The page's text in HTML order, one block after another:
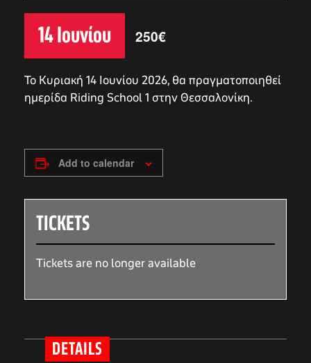
14 Ιουνίου 250€
Το Κυριακή 14 Ιουνίου 2026, θα πραγματοποιηθεί
ημερίδα Riding School 1 στην Θεσσαλονίκη.
Add to calendar
DETAILS
TICKETS
Tickets are no longer available